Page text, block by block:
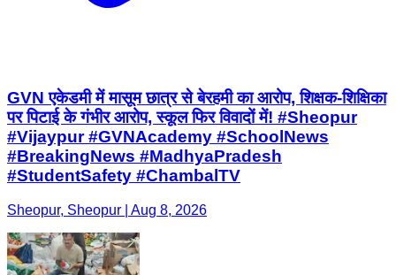
GVN एकेडमी में मासूम छात्र से बेरहमी का आरोप, शिक्षक-शिक्षिका
पर पिटाई के गंभीर आरोप, स्कूल फिर विवादों में! #Sheopur
#Vijaypur #GVNAcademy #SchoolNews
#BreakingNews #MadhyaPradesh
#StudentSafety #ChambalTV
Sheopur, Sheopur | Aug 8, 2026